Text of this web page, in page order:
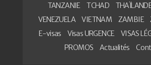
TANZANIE
TCHAD
VENEZUELA
VIETNAM ZAMBIE
E-visas
Visas URGENCE
VISAS
PROMOS
Actualités